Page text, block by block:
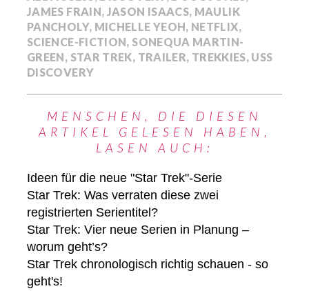
JAMES FRAIN, JASON ISAACS, MAULIK
PANCHOLY, MICHELLE YEOH, NETFLIX,
SCIENCE-FICTION, SONEQUA MARTIN-
GREEN, STAR TREK, TRAILER, TREKKIES, USS
DISCOVERY
MENSCHEN, DIE DIESEN
ARTIKEL GELESEN HABEN,
LASEN AUCH:
Ideen für die neue "Star Trek"-Serie
Star Trek: Was verraten diese zwei
registrierten Serientitel?
Star Trek: Vier neue Serien in Planung –
worum geht’s?
Star Trek chronologisch richtig schauen - so
geht's!